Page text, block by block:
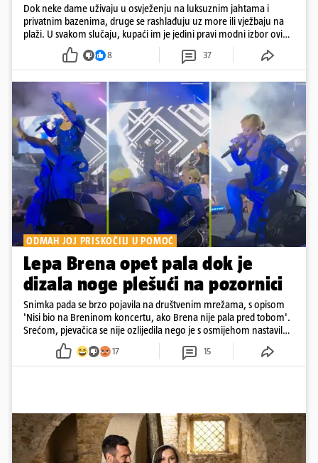
Dok neke dame uživaju u osvježenju na luksuznim jahtama i
privatnim bazenima, druge se rashlađuju uz more ili vježbaju na
plaži. U svakom slučaju, kupaći im je jedini pravi modni izbor ovih
8 37
ODMAH JOJ PRISKOČILI U POMOĆ
Lepa Brena opet pala dok je
dizala noge plešući na pozornici
Snimka pada se brzo pojavila na društvenim mrežama, s opisom
'Nisi bio na Breninom koncertu, ako Brena nije pala pred tobom'.
Srećom, pjevačica se nije ozlijedila nego je s osmijehom nastavila
17 15